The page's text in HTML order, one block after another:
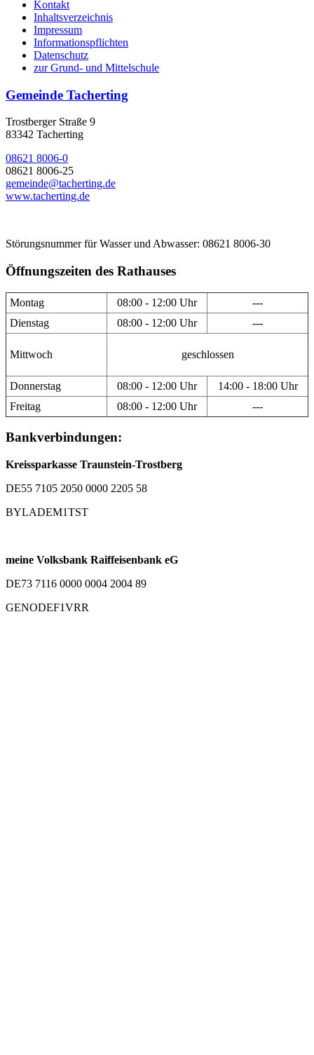
Kontakt
Inhaltsverzeichnis
Impressum
Informationspflichten
Datenschutz
zur Grund- und Mittelschule
Gemeinde Tacherting
Trostberger Straße 9
83342 Tacherting
08621 8006-0
08621 8006-25
gemeinde@tacherting.de
www.tacherting.de
Störungsnummer für Wasser und Abwasser: 08621 8006-30
Öffnungszeiten des Rathauses
Montag 08:00 - 12:00 Uhr
---
Dienstag
08:00 - 12:00 Uhr ---
Mittwoch geschlossen
Donnerstag 08:00 - 12:00 Uhr
14:00 - 18:00 Uhr
Freitag
08:00 - 12:00 Uhr ---
Bankverbindungen:
Kreissparkasse Traunstein-Trostberg
DE55 7105 2050 0000 2205 58
BYLADEM1TST
meine Volksbank Raiffeisenbank eG
DE73 7116 0000 0004 2004 89
GENODEF1VRR